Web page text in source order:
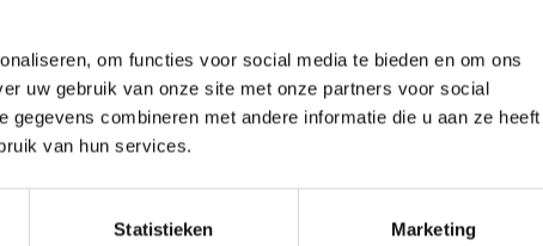
om functies voor social media te bieden en om ons
uw gebruik van onze site met onze partners voor social
combineren met andere informatie die u aan ze heeft
van hun services.
Statistieken Marketing